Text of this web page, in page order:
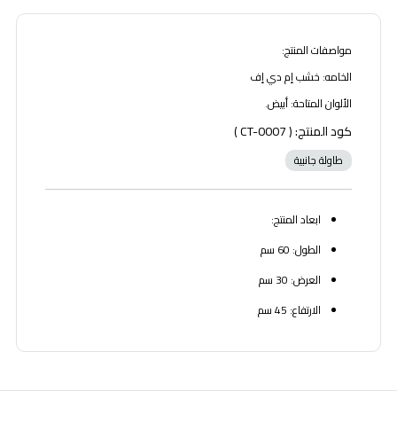
مواصفات المنتج:
الخامه: خشب إم دي إف
الألوان المتاحة: أبيض.
كود المنتج: ( CT-0007 )
طاولة جانبية
ابعاد المنتج:
الطول: 60 سم
العرض: 30 سم
الارتفاع: 45 سم